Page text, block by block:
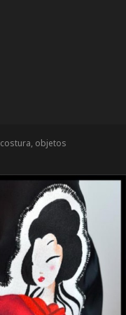
Etiquetas
costura, objetos